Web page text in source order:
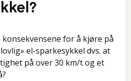
for å kjøre på
el-sparkesykkel dvs. at
på over 30 km/t og et